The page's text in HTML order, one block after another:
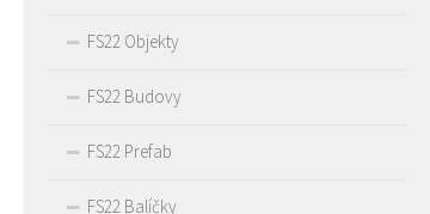
FS22 Objekty
FS22 Budovy
FS22 Prefab
FS22 Balíčky